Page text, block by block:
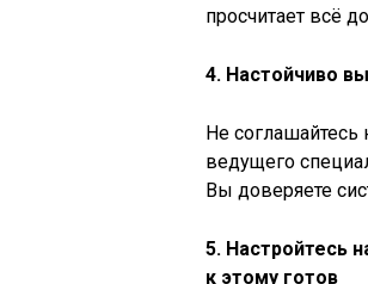
просчитает всё
4. Настойчиво
Не соглашайтесь
ведущего
Вы доверяете
5. Настройтесь
к этому готов